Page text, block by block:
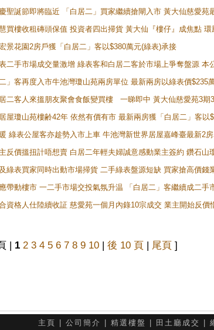
聖誕節即將臨近 「白居二」買家繼續搶閘入市 黃大仙慈愛苑
買樓收租磚頭保值 投資者四出掃貨 黃大仙『樓仔』成焦點
景花園2房戶獲「白居二」客以$380萬元(綠表)承接
二手市場成交量激增 綠表客和白居二客於市場上爭奪盤源
」客再度入市牛池灣瓊山苑兩房單位 最新兩房以綠表價$235
二客人來搵朋友聚會食飯變買樓 一睇即中 黃大仙慈愛苑3期3
屋瓊山苑樓齢42年 依然有價有市 最新兩房獲「白居二」客以
綠表公屋客亦趁勢入市上車 牛池灣新世界居屋嘉峰臺最新2
反價搵扭計唔想賣 白居二年輕夫婦誠意感動業主簽約 鑽石山
綠表買家同時出動市場掃貨 二手綠表盤源短缺 買家搶高價
帶動樓市 一二手市場交投氣氛升温 「白居二」客繼續成二
資格人仕陸續收証 慈愛苑一個月內錄10宗成交 業主開始反
| 1 2 3 4 5 6 7 8 9 10 | 後 10 頁 | 尾頁 ]
主頁 公司簡介 精選樓盤 田土廳成交